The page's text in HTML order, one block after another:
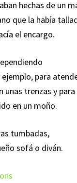
hechas de un
que la había
el encargo.
para
unas trenzas y para
en un moño.
tumbadas,
sofá o diván.